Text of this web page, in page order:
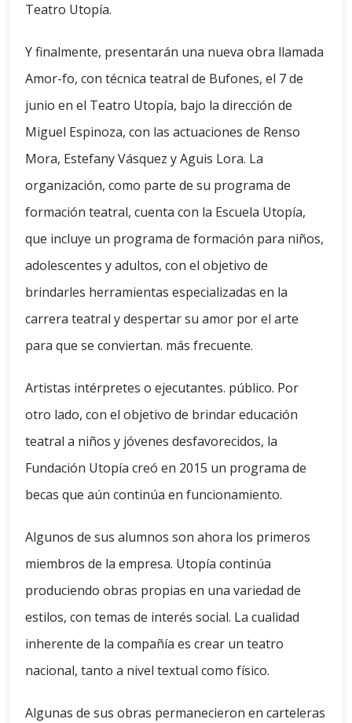
Teatro Utopía.
Y finalmente, presentarán una nueva obra llamada
Amor-fo, con técnica teatral de Bufones, el 7 de
junio en el Teatro Utopía, bajo la dirección de
Miguel Espinoza, con las actuaciones de Renso
Mora, Estefany Vásquez y Aguis Lora. La
organización, como parte de su programa de
formación teatral, cuenta con la Escuela Utopía,
que incluye un programa de formación para niños,
adolescentes y adultos, con el objetivo de
brindarles herramientas especializadas en la
carrera teatral y despertar su amor por el arte
para que se conviertan. más frecuente.
Artistas intérpretes o ejecutantes. público. Por
otro lado, con el objetivo de brindar educación
teatral a niños y jóvenes desfavorecidos, la
Fundación Utopía creó en 2015 un programa de
becas que aún continúa en funcionamiento.
Algunos de sus alumnos son ahora los primeros
miembros de la empresa. Utopía continúa
produciendo obras propias en una variedad de
estilos, con temas de interés social. La cualidad
inherente de la compañía es crear un teatro
nacional, tanto a nivel textual como físico.
Algunas de sus obras permanecieron en carteleras